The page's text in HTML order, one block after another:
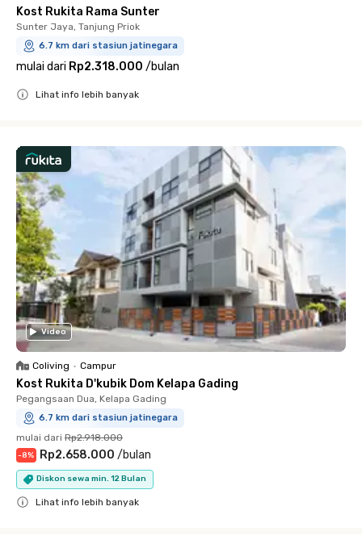
Kost Rukita Rama Sunter
Sunter Jaya, Tanjung Priok
6.7 km dari stasiun jatinegara
mulai dari Rp2.318.000 /bulan
Lihat info lebih banyak
Video
Coliving • Campur
Kost Rukita D'kubik Dom Kelapa Gading
Pegangsaan Dua, Kelapa Gading
6.7 km dari stasiun jatinegara
mulai dari Rp2.918.000
-8% Rp2.658.000 /bulan
Diskon sewa min. 12 Bulan
Lihat info lebih banyak